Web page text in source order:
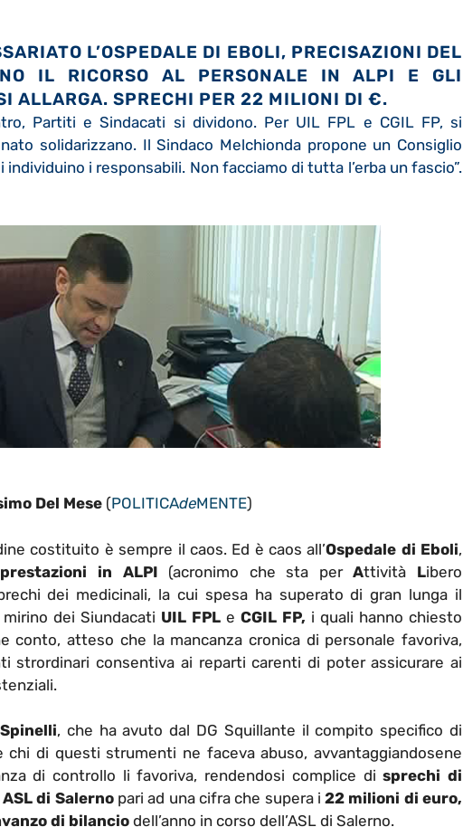
L’OSPEDALE DI EBOLI, PRECISAZIONI DEL
IL RICORSO AL PERSONALE IN ALPI E GLI
ALLARGA. SPRECHI PER 22 MILIONI DI €.
Partiti e Sindacati si dividono. Per UIL FPL e CGIL FP, si
solidarizzano. Il Sindaco Melchionda propone un Consiglio
i responsabili. Non facciamo di tutta l’erba un fascio”.
Del Mese(POLITICAdeMENTE)
costituito è sempre il caos. Ed è caos all’Ospedale di Eboli,
in ALPI (acronimo che sta perAttività Libero
dei medicinali, la cui spesa ha superato di gran lunga il
dei Siundacati UIL FPL e CGIL FP, i quali hanno chiesto
conto, atteso che la mancanza cronica di personale favoriva,
strordinari consentiva ai reparti carenti di poter assicurare ai
, che ha avuto dal DG Squillante il compito specifico di
chi di questi strumenti ne faceva abuso, avvantaggiandosene
di controllo li favoriva, rendendosi complice disprechi di
di Salernopari ad una cifra che supera i 22 milioni di euro,
di bilancio dell’anno in corso dell’ASL di Salerno.